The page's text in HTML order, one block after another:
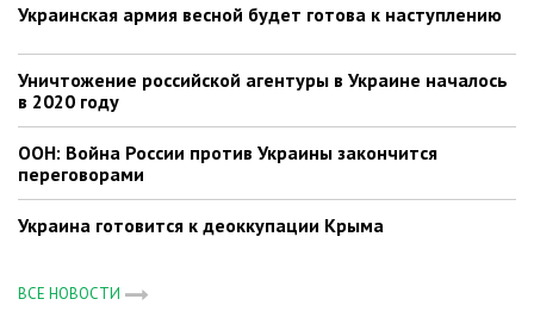
Украинская армия весной будет готова к наступлению
Уничтожение российской агентуры в Украине началось
в 2020 году
ООН: Война России против Украины закончится
переговорами
Украина готовится к деоккупации Крыма
ВСЕ НОВОСТИ